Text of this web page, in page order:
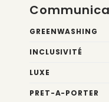
GREENWASHING
INCLUSIVITÉ
LUXE
PRET-A-PORTER